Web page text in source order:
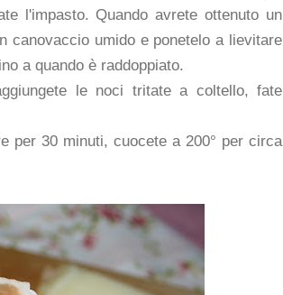
l'impasto. Quando avrete ottenuto un
canovaccio umido e ponetelo a lievitare
a quando è raddoppiato.
le noci tritate a coltello, fate
per 30 minuti, cuocete a 200° per circa